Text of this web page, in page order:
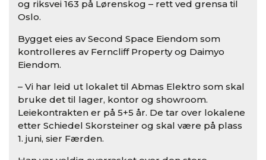
og riksvei 163 på Lørenskog – rett ved grensa til
Oslo.
Bygget eies av Second Space Eiendom som
kontrolleres av Ferncliff Property og Daimyo
Eiendom.
– Vi har leid ut lokalet til Abmas Elektro som skal
bruke det til lager, kontor og showroom.
Leiekontrakten er på 5+5 år. De tar over lokalene
etter Schiedel Skorsteiner og skal være på plass
1. juni, sier Færden.